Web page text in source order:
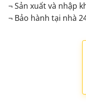
¬ Sản xuất và nhập
¬ Bảo hành tại nhà